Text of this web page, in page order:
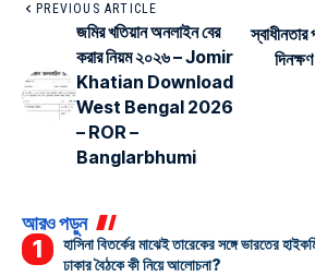
PREVIOUS ARTICLE
জমির খতিয়ান অনলাইন বের
করার নিয়ম ২০২৬ – Jomir
Khatian Download
West Bengal 2026
– ROR –
Banglarbhumi
আরও পড়ুন
হাসিনা বিতর্কের মাঝেই তারেকের সঙ্গে ভারতের
ঢাকার বৈঠকে কী নিয়ে আলোচনা?